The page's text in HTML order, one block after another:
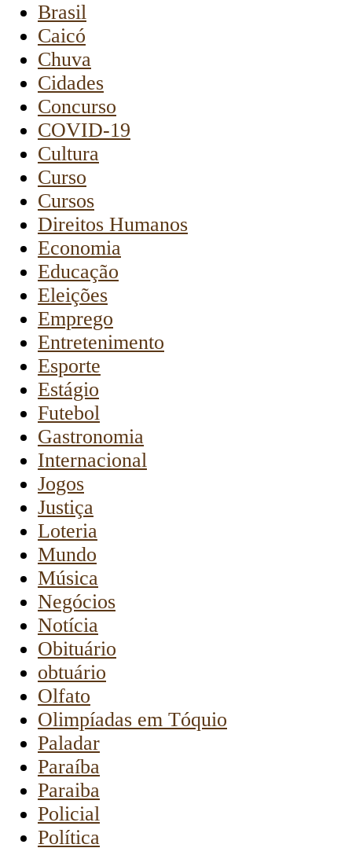
Brasil
Caicó
Chuva
Cidades
Concurso
COVID-19
Cultura
Curso
Cursos
Direitos Humanos
Economia
Educação
Eleições
Emprego
Entretenimento
Esporte
Estágio
Futebol
Gastronomia
Internacional
Jogos
Justiça
Loteria
Mundo
Música
Negócios
Notícia
Obituário
obtuário
Olfato
Olimpíadas em Tóquio
Paladar
Paraíba
Paraiba
Policial
Política